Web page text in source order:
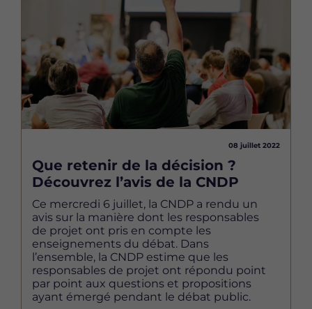
08 juillet 2022
Que retenir de la décision ?
Découvrez l’avis de la CNDP
Ce mercredi 6 juillet, la CNDP a rendu un
avis sur la manière dont les responsables
de projet ont pris en compte les
enseignements du débat. Dans
l’ensemble, la CNDP estime que les
responsables de projet ont répondu point
par point aux questions et propositions
ayant émergé pendant le débat public.